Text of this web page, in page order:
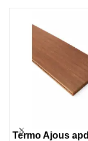
Termo Ajous